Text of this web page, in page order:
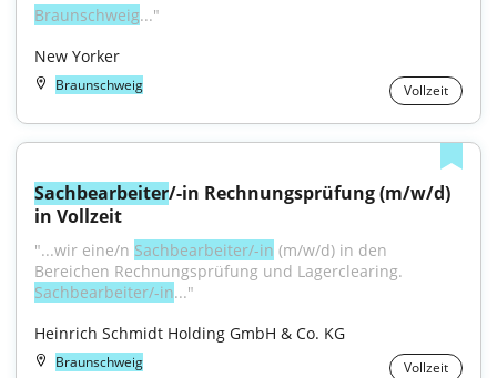
Braunschweig..."
New Yorker
Braunschweig Vollzeit
Sachbearbeiter/-in Rechnungsprüfung (m/w/d)
in Vollzeit
"...wir eine/n Sachbearbeiter/-in (m/w/d) in den
Sachbearbeiter/-in..."
Heinrich Schmidt Holding GmbH & Co. KG
Braunschweig Vollzeit